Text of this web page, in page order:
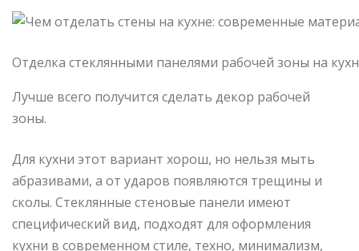
Отделка стеклянными панелями рабочей зоны на
Лучше всего получится сделать декор рабочей
зоны.
Для кухни этот вариант хорош, но нельзя мыть
абразивами, а от ударов появляются трещины и
сколы. Стеклянные стеновые панели имеют
специфический вид, подходят для оформления
кухни в современном стиле, техно, минимализм,